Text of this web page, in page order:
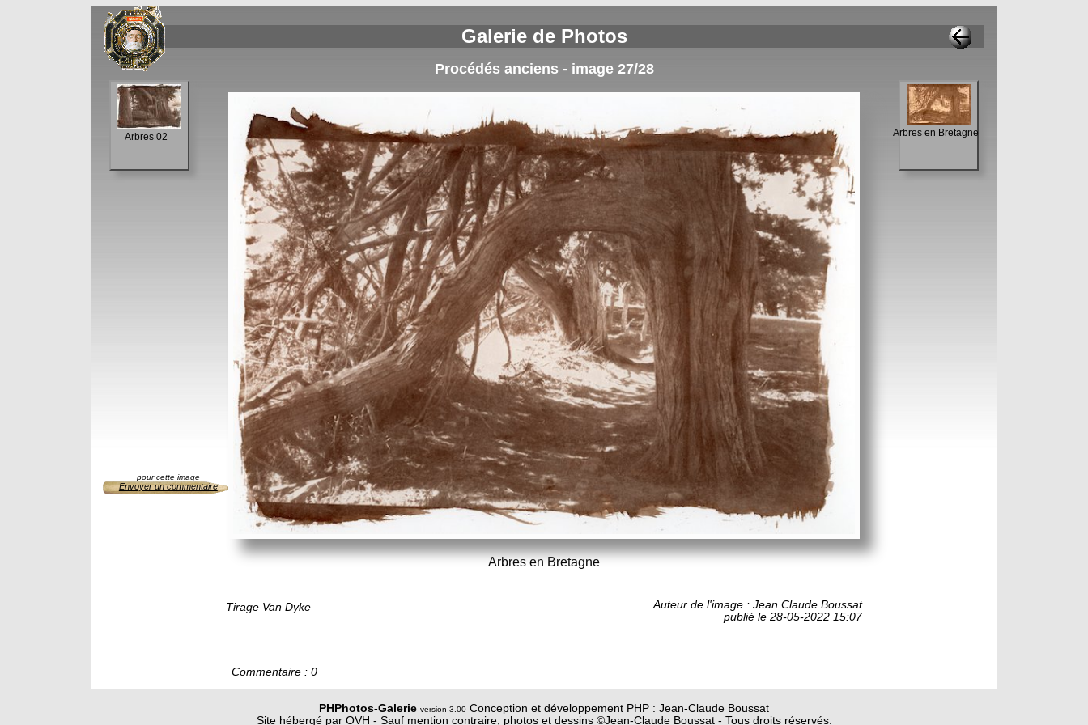
Galerie de Photos
Procédés anciens - image 27/28
Arbres 02 Arbres en Bretagne
pour cette image
Envoyer un commentaire
Arbres en Bretagne
Tirage Van Dyke
Auteur de l'image : Jean Claude Boussat
publié le 28-05-2022 15:07
Commentaire : 0
PHPhotos-Galerie version 3.00 Conception et développement PHP : Jean-Claude Boussat
Site hébergé par OVH - Sauf mention contraire, photos et dessins ©Jean-Claude Boussat - Tous droits réservés.